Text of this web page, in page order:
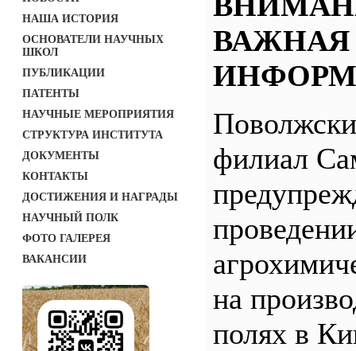
НАША ИСТОРИЯ
ОСНОВАТЕЛИ НАУЧНЫХ
ШКОЛ
ПУБЛИКАЦИИ
ПАТЕНТЫ
НАУЧНЫЕ МЕРОПРИЯТИЯ
СТРУКТУРА ИНСТИТУТА
ДОКУМЕНТЫ
КОНТАКТЫ
ДОСТИЖЕНИЯ И НАГРАДЫ
НАУЧНЫЙ ПОЛК
ФОТО ГАЛЕРЕЯ
ВАКАНСИИ
ВАЖНАЯ
филиал
на
полях в